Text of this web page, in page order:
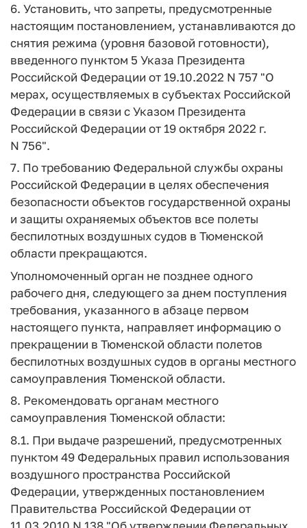
6. Установить, что запреты, предусмотренные
настоящим постановлением, устанавливаются до
снятия режима (уровня базовой готовности),
введенного пунктом 5 Указа Президента
Российской Федерации от 19.10.2022 N 757 "О
мерах, осуществляемых в субъектах Российской
Федерации в связи с Указом Президента
Российской Федерации от 19 октября 2022 г.
N 756".
7. По требованию Федеральной службы охраны
Российской Федерации в целях обеспечения
безопасности объектов государственной охраны
и защиты охраняемых объектов все полеты
беспилотных воздушных судов в Тюменской
области прекращаются.
Уполномоченный орган не позднее одного
рабочего дня, следующего за днем поступления
требования, указанного в абзаце первом
настоящего пункта, направляет информацию о
прекращении в Тюменской области полетов
беспилотных воздушных судов в органы местного
самоуправления Тюменской области.
8. Рекомендовать органам местного
самоуправления Тюменской области:
8.1. При выдаче разрешений, предусмотренных
пунктом 49 Федеральных правил использования
воздушного пространства Российской
Федерации, утвержденных постановлением
Правительства Российской Федерации от